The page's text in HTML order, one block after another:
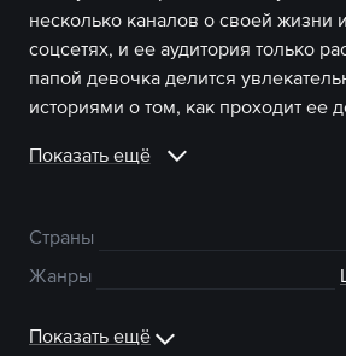
несколько каналов о своей жизни
соцсетях, и ее аудитория только
папой девочка делится
историями о том, как проходит ее
Показать ещё
Страны
Жанры
Показать ещё